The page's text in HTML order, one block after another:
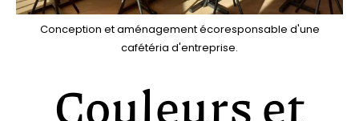
Conception et aménagement écoresponsable d'une
cafétéria d'entreprise.
Couleurs et